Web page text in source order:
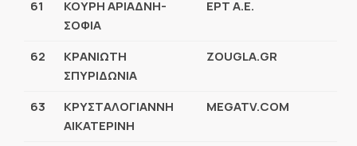
61
ΚΟΥΡΗ ΑΡΙΑΔΝΗ-
ΣΟΦΙΑ
ΕΡΤ Α.Ε.
62
ΚΡΑΝΙΩΤΗ
ΣΠΥΡΙΔΩΝΙΑ
ZOUGLA.GR
63
ΚΡΥΣΤΑΛΟΓΙΑΝΝΗ
ΑΙΚΑΤΕΡΙΝΗ
MEGATV.COM